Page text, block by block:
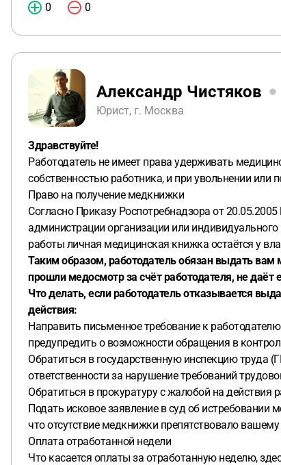
0 0
Александр Чистяков
Юрист, г. Москва
Здравствуйте!
Работодатель не имеет права удерживать
собственностью работника, и при увольнении или
Право на получение медкнижки
Согласно Приказу Роспотребнадзора от
администрации организации или
работы личная медицинская книжка остаётся у
Таким образом, работодатель обязан выдать
прошли медосмотр за счёт работодателя, не
Что делать, если работодатель отказывается
действия:
Направить письменное требование к
предупредить о возможности обращения в
Обратиться в государственную инспекцию труда
ответственности за нарушение требований
Обратиться в прокуратуру с жалобой на действия
Подать исковое заявление в суд об
что отсутствие медкнижки препятствовало
Оплата отработанной недели
Что касается оплаты за отработанную неделю,